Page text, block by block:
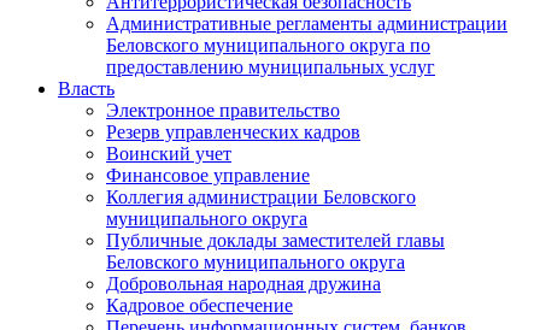
Административные регламенты администрации
Беловского муниципального округа по
предоставлению муниципальных услуг
Власть
Электронное правительство
Резерв управленческих кадров
Воинский учет
Финансовое управление
Коллегия администрации Беловского
муниципального округа
Публичные доклады заместителей главы
Беловского муниципального округа
Добровольная народная дружина
Кадровое обеспечение